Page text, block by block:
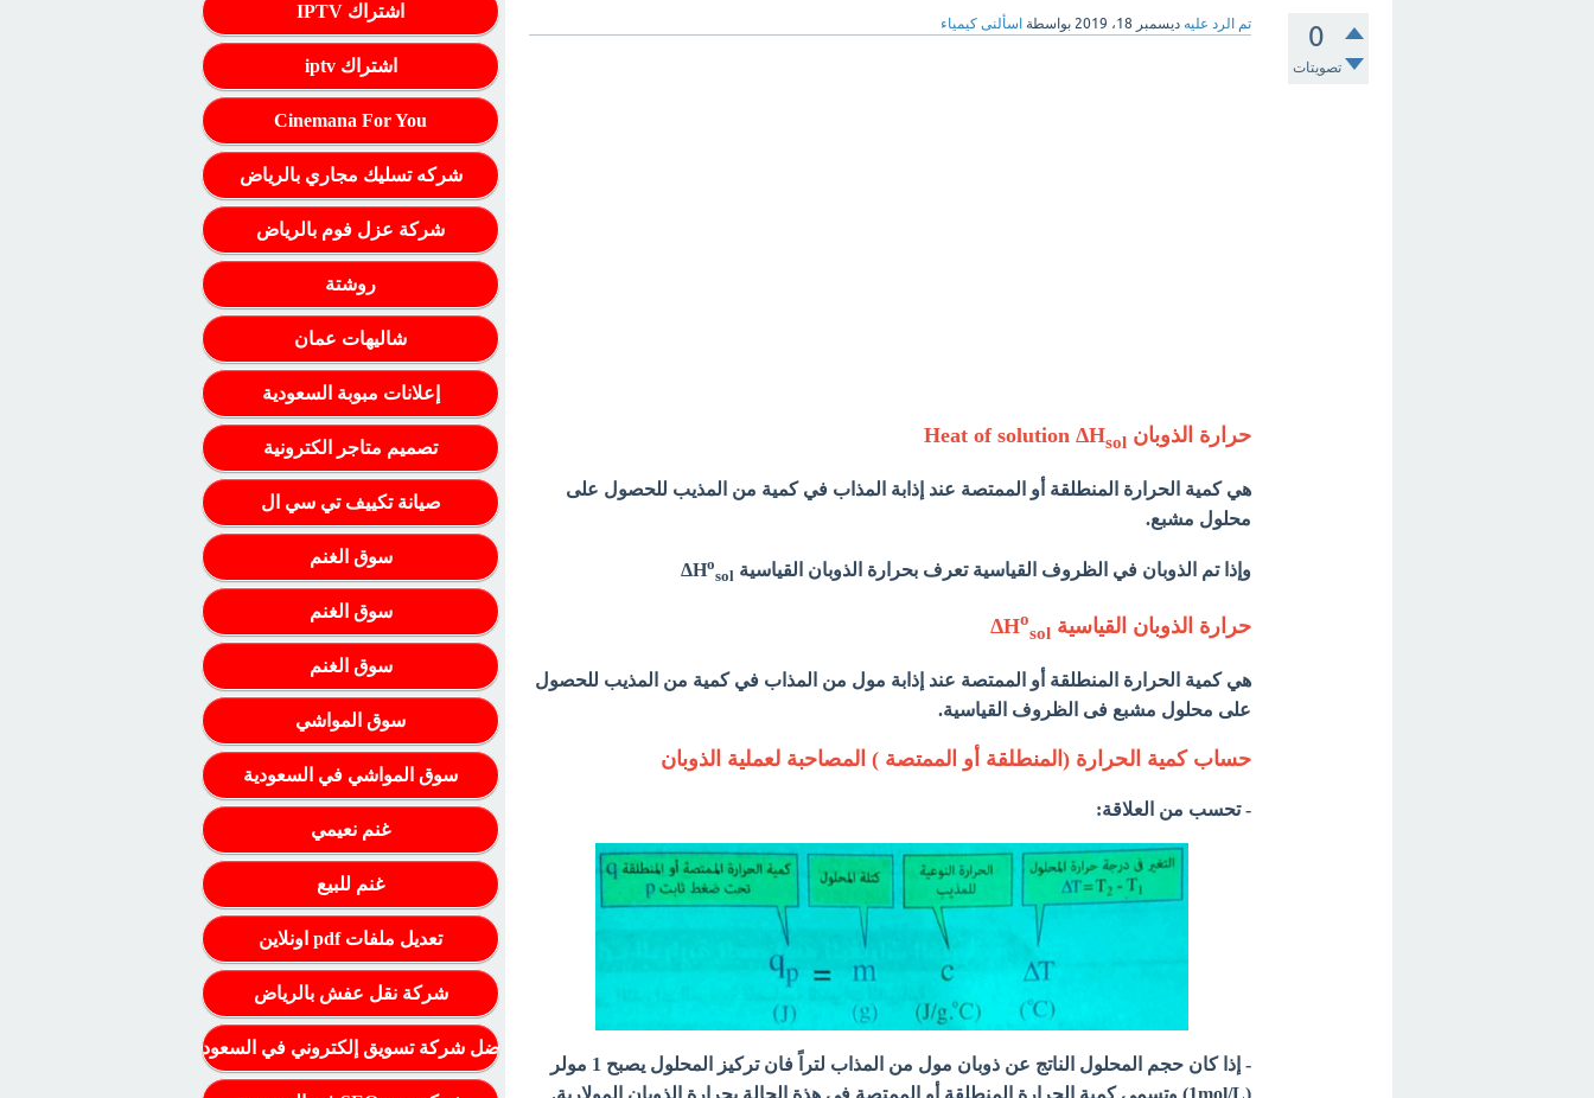
0
تصويتات
تم الرد عليه ديسمبر 18، 2019 بواسطة اسألنى كيمياء
حرارة الذوبان Heat of solution ΔHsol
هي كمية الحرارة المنطلقة أو الممتصة عند إذابة المذاب في كمية من المذيب للحصول على
محلول مشبع.
وإذا تم الذوبان في الظروف القياسية تعرف بحرارة الذوبان القياسية ΔH o
sol
حرارة الذوبان القياسية ΔHo
sol
هي كمية الحرارة المنطلقة أو الممتصة عند إذابة مول من المذاب في كمية من المذيب للحصول
على محلول مشبع فى الظروف القياسية.
حساب كمية الحرارة (المنطلقة أو الممتصة ) المصاحبة لعملية الذوبان
- تحسب من العلاقة:
- إذا كان حجم المحلول الناتج عن ذوبان مول من المذاب لتراً فان تركيز المحلول يصبح 1 مولر
(1mol/L) وتسمى كمية الحرارة المنطلقة أو الممتصة في هذة الحالة بحرارة الذوبان المولارية.
اشتراك IPTV
اشتراك iptv
Cinemana For You
شركه تسليك مجاري بالرياض
شركة عزل فوم بالرياض
روشتة
شاليهات عمان
إعلانات مبوبة السعودية
تصميم متاجر الكترونية
صيانة تكييف تي سي ال
سوق الغنم
سوق الغنم
سوق الغنم
سوق المواشي
سوق المواشي في السعودية
غنم نعيمي
غنم للبيع
تعديل ملفات pdf اونلاين
شركة نقل عفش بالرياض
أفضل شركة تسويق إلكتروني في السعودية